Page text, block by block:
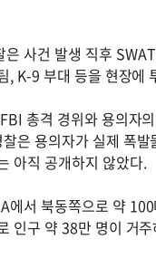
은 사건 발생 직후
, K-9 부대 등을 현장에
총격 경위와 용의자
은 용의자가 실제 폭
아직 공개하지 않았다.
에서 북동쪽으로 약
인구 약 38만 명이 거